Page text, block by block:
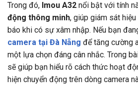
Trong đó, Imou A32 nổi bật với tính
động thông minh, giúp giám sát
báo khi có sự xâm nhập. Nếu bạn
camera tại Đà Nẵng để tăng cường
một lựa chọn đáng cân nhắc. Trong
sẽ giúp bạn hiểu rõ cách thức hoạt
hiện chuyển động trên dòng camera